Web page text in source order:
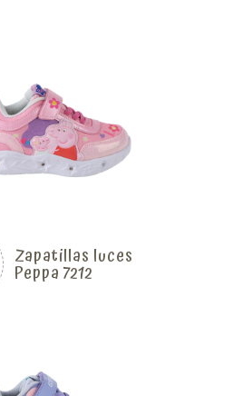
Zapatillas luces
Peppa 7212